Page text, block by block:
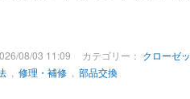
08/03 11:09 カテゴリー： クローゼ
, 修理・補修, 部品交換